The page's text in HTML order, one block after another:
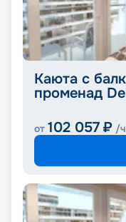
Каюта с
променад
от 102 057 ₽ /